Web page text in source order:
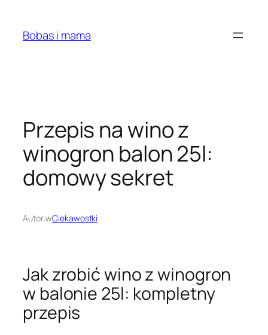
treściBobas i mama
Przepis na wino z
winogron balon 25l:
domowy sekret
Autor:wCiekawostki
Jak zrobić wino z winogron
w balonie 25l: kompletny
przepis